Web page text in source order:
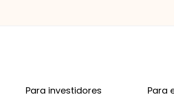
Para investidores Para